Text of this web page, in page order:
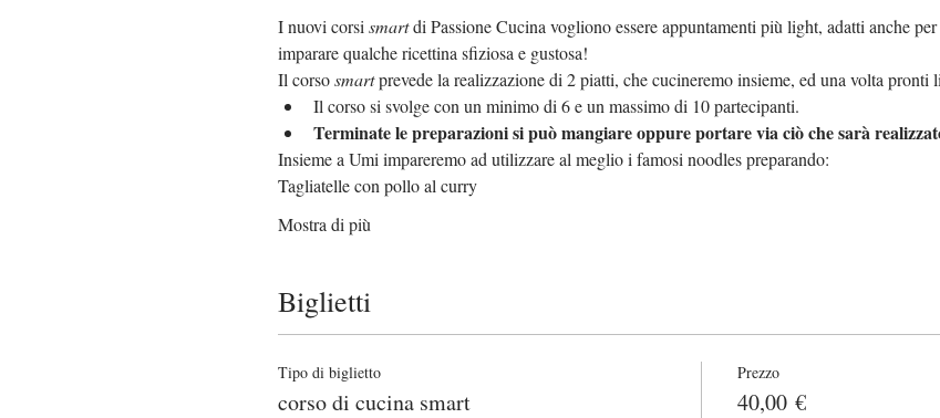
I nuovi corsi smart di Passione Cucina vogliono essere appuntamenti più light, adatti anche
imparare qualche ricettina sfiziosa e gustosa!
Il corso smart prevede la realizzazione di 2 piatti, che cucineremo insieme, ed una volta pronti
Il corso si svolge con un minimo di 6 e un massimo di 10 partecipanti.
Terminate le preparazioni si può mangiare oppure portare via ciò che sarà
Insieme a Umi impareremo ad utilizzare al meglio i famosi noodles preparando:
Tagliatelle con pollo al curry
Mostra di più
Biglietti
Tipo di biglietto
corso di cucina smart
Prezzo
40,00 €